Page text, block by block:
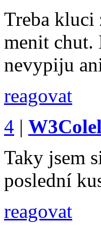
Treba kluci
menit chut.
nevypiju
reagovat
4 |
Taky jsem
poslední
reagovat